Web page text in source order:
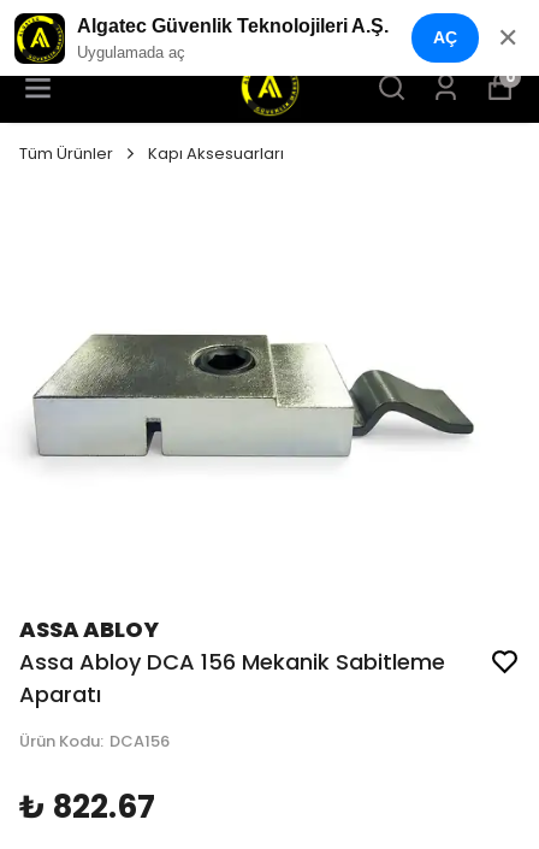
YENI NESIL GÜVENLIK GEÇIŞ SISTEMLERI
0
Tüm Ürünler Kapı Aksesuarları
ASSA ABLOY
Assa Abloy DCA 156 Mekanik Sabitleme
Aparatı
Ürün Kodu: DCA156
₺ 822.67
Algatec Güvenlik Teknolojileri A.Ş.
Uygulamada aç
AÇ ✕